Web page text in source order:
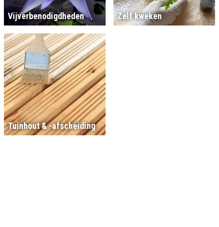
Vijverbenodigdheden Zelf kweken
Tuinhout & -afscheiding